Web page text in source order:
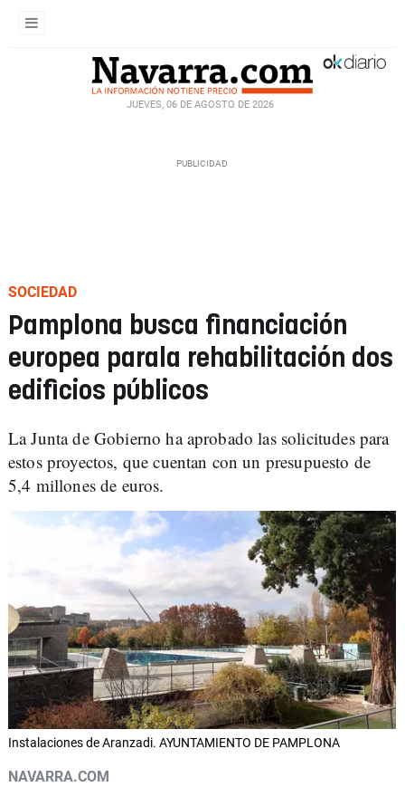
JUEVES, 06 DE AGOSTO DE 2026
SOCIEDAD
Pamplona busca financiación
europea parala rehabilitación dos
edificios públicos
La Junta de Gobierno ha aprobado las solicitudes para
estos proyectos, que cuentan con un presupuesto de
5,4 millones de euros.
Instalaciones de Aranzadi. AYUNTAMIENTO DE PAMPLONA
NAVARRA.COM